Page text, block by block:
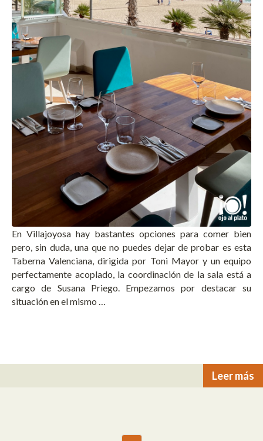
En Villajoyosa hay bastantes opciones para comer bien
pero, sin duda, una que no puedes dejar de probar es esta
Taberna Valenciana, dirigida por Toni Mayor y un equipo
perfectamente acoplado, la coordinación de la sala está a
cargo de Susana Priego. Empezamos por destacar su
situación en el mismo …
Leer más